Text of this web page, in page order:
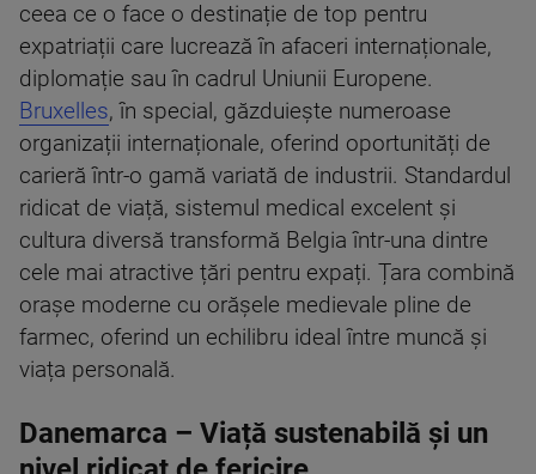
ceea ce o face o destinație de top pentru
expatriații care lucrează în afaceri internaționale,
diplomație sau în cadrul Uniunii Europene.
Bruxelles, în special, găzduiește numeroase
organizații internaționale, oferind oportunități de
carieră într-o gamă variată de industrii. Standardul
ridicat de viață, sistemul medical excelent și
cultura diversă transformă Belgia într-una dintre
cele mai atractive țări pentru expați. Țara combină
orașe moderne cu orășele medievale pline de
farmec, oferind un echilibru ideal între muncă și
viața personală.
Danemarca – Viață sustenabilă și un